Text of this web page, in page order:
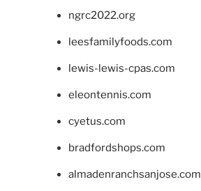
ngrc2022.org
leesfamilyfoods.com
lewis-lewis-cpas.com
eleontennis.com
cyetus.com
bradfordshops.com
almadenranchsanjose.com